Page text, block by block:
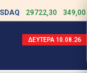
29722,30 349,00
ΔΕΥΤΕΡΑ 10.08.26